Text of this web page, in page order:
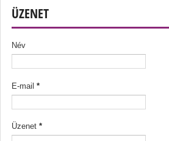
ÜZENET
Név
E-mail *
Üzenet *